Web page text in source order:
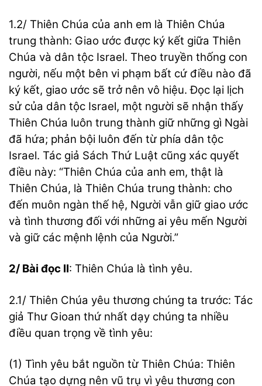
1.2/ Thiên Chúa của anh em là Thiên Chúa
trung thành: Giao ước được ký kết giữa Thiên
Chúa và dân tộc Israel. Theo truyền thống con
người, nếu một bên vi phạm bất cứ điều nào đã
ký kết, giao ước sẽ trở nên vô hiệu. Đọc lại lịch
sử của dân tộc Israel, một người sẽ nhận thấy
Thiên Chúa luôn trung thành giữ những gì Ngài
đã hứa; phản bội luôn đến từ phía dân tộc
Israel. Tác giả Sách Thứ Luật cũng xác quyết
điều này: “Thiên Chúa của anh em, thật là
Thiên Chúa, là Thiên Chúa trung thành: cho
đến muôn ngàn thế hệ, Người vẫn giữ giao ước
và tình thương đối với những ai yêu mến Người
và giữ các mệnh lệnh của Người.”
2/ Bài đọc II: Thiên Chúa là tình yêu.
2.1/ Thiên Chúa yêu thương chúng ta trước: Tác
giả Thư Gioan thứ nhất dạy chúng ta nhiều
điều quan trọng về tình yêu:
(1) Tình yêu bắt nguồn từ Thiên Chúa: Thiên
Chúa tạo dựng nên vũ trụ vì yêu thương con